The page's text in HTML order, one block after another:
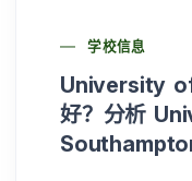
学校信息
University
好？分析